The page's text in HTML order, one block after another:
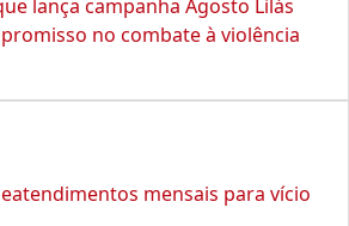
lança campanha Agosto Lilás
no combate à violência
mensais para vício